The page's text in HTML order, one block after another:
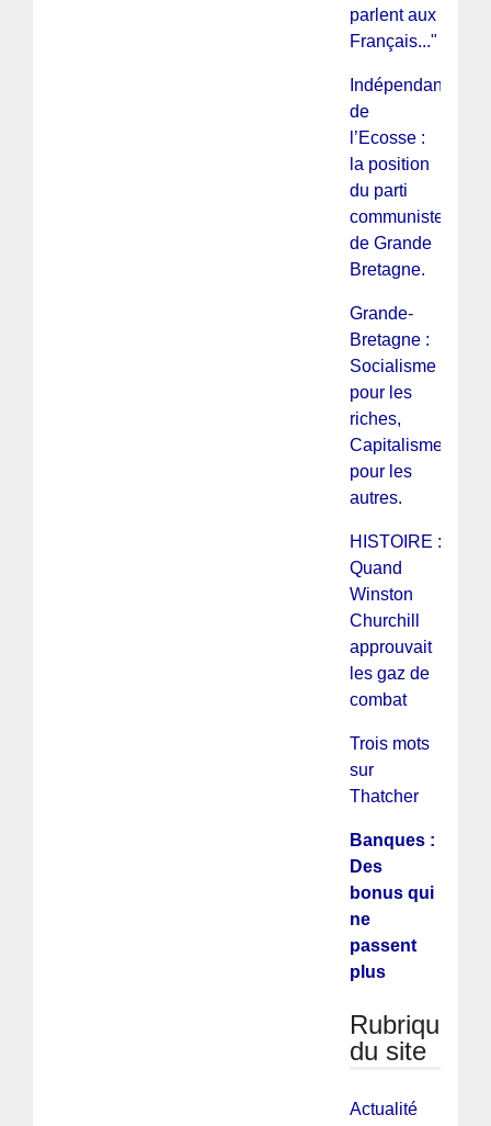
parlent aux
Français..."
Indépendance
de
l’Ecosse :
la position
du parti
communiste
de Grande
Bretagne.
Grande-
Bretagne :
Socialisme
pour les
riches,
Capitalisme
pour les
autres.
HISTOIRE :
Quand
Winston
Churchill
approuvait
les gaz de
combat
Trois mots
sur
Thatcher
Banques :
Des
bonus qui
ne
passent
plus
Rubriques
du site
Actualité